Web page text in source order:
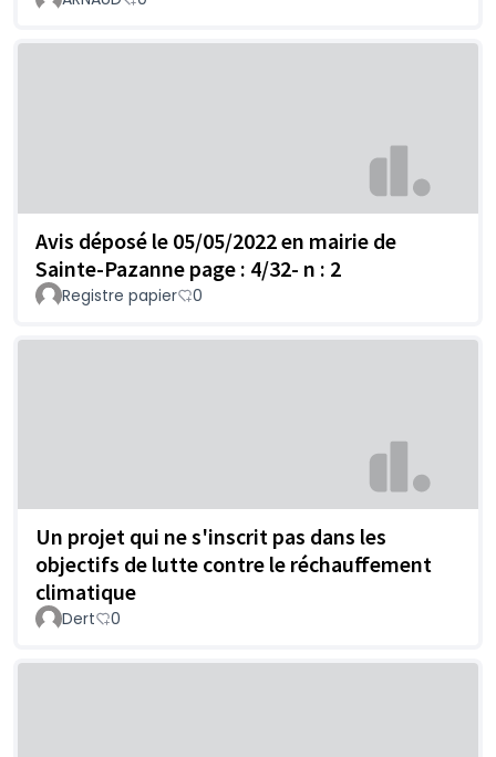
Avis déposé le 05/05/2022 en mairie de
Sainte-Pazanne page : 4/32- n : 2
Registre papier 0
Un projet qui ne s'inscrit pas dans les
objectifs de lutte contre le réchauffement
climatique
Dert 0